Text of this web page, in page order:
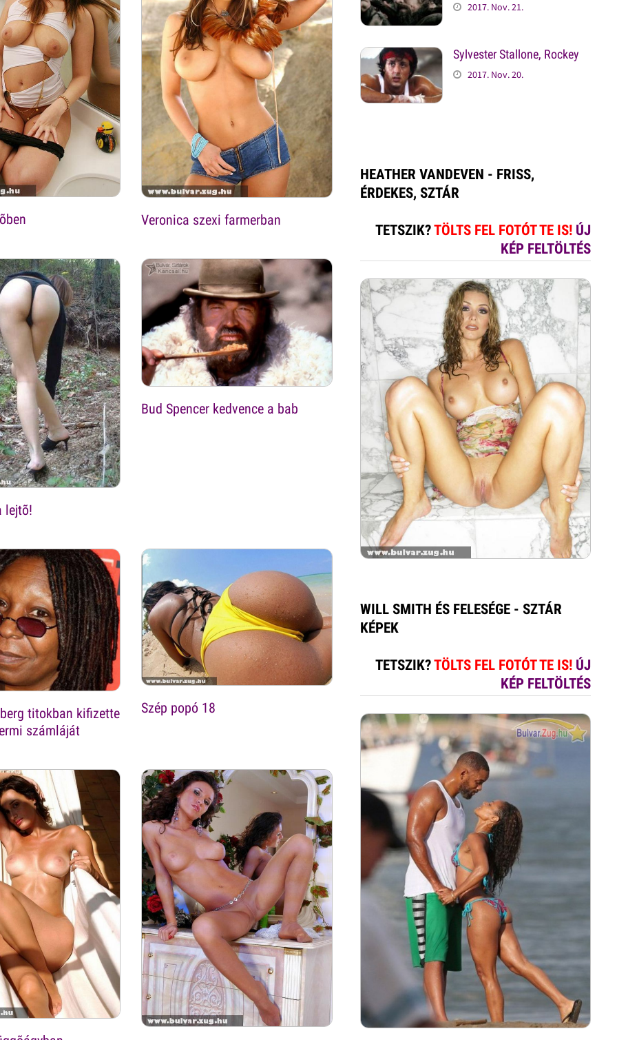
Veronica szexi farmerban
lejtõ!
Bud Spencer kedvence a bab
titokban kifizette
számláját
Szép popó 18
2017. Nov. 21.
Sylvester Stallone, Rockey
2017. Nov. 20.
HEATHER VANDEVEN - FRISS,
ÉRDEKES, SZTÁR
TETSZIK?TÖLTS FEL FOTÓT TE IS! ÚJ
KÉP FELTÖLTÉS
WILL SMITH ÉS FELESÉGE - SZTÁR
KÉPEK
TETSZIK?TÖLTS FEL FOTÓT TE IS! ÚJ
KÉP FELTÖLTÉS